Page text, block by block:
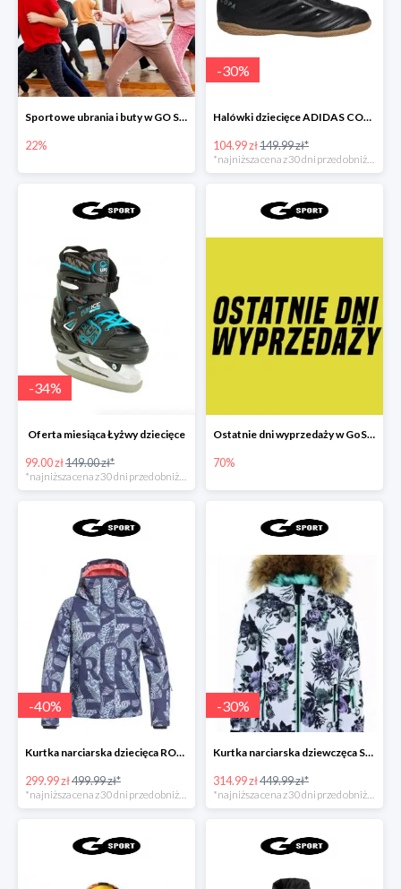
Sportowe ubrania i buty w GO SPORT do -22%
22%
-30%
Halówki dziecięce ADIDAS COPA 19.4
104.99 zł149.99 zł*
-34%
Oferta miesiąca Łyżwy dziecięce
99.00 zł149.00 zł*
*najniższa cena z 30 dni przed obniżką
Ostatnie dni wyprzedaży w GoSport
70%
-40%
Kurtka narciarska dziecięca ROXY JETTY GIRL
299.99 zł499.99 zł*
-30%
Kurtka narciarska dziewczęca SURFANIC DASH
314.99 zł449.99 zł*